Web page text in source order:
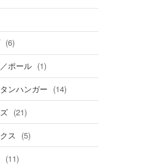
(6)
ポール (1)
ンハンガー (14)
(21)
ス (5)
(11)